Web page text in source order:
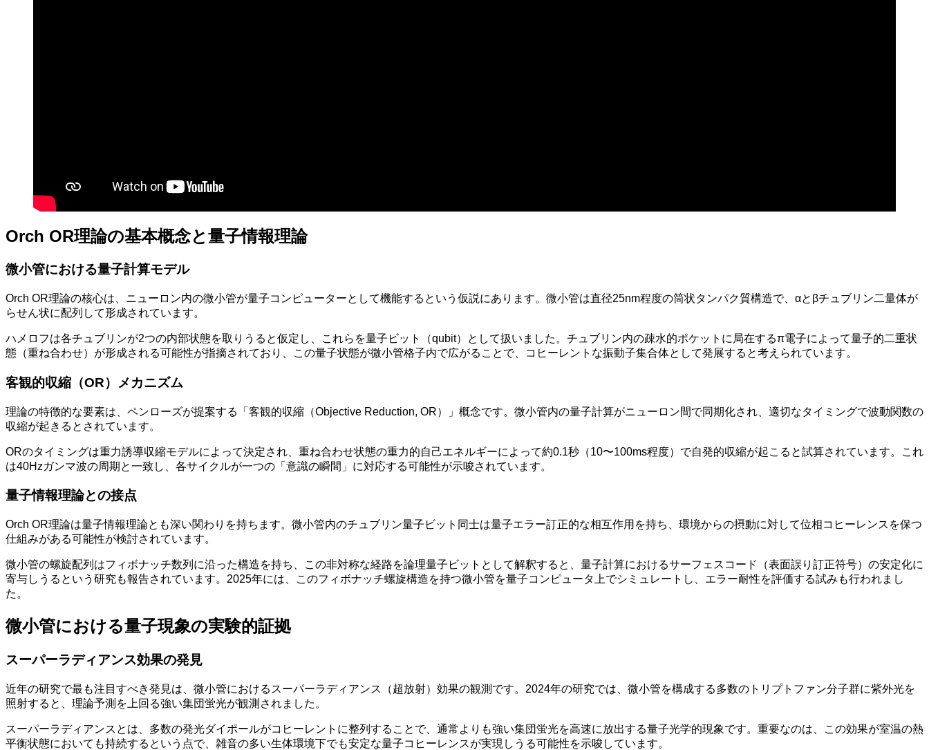
Orch OR理論の基本概念と量子情報理論
微小管における量子計算モデル
Orch OR理論の核心は、ニューロン内の微小管が量子コンピューターとして機能するという仮説にあります。微小管は直径25nm程度の筒状タンパク質構造で、αとβチュブリン二量体が
らせん状に配列して形成されています。
ハメロフは各チュブリンが2つの内部状態を取りうると仮定し、これらを量子ビット（qubit）として扱いました。チュブリン内の疎水的ポケットに局在するπ電子によって量子的二重状
態（重ね合わせ）が形成される可能性が指摘されており、この量子状態が微小管格子内で広がることで、コヒーレントな振動子集合体として発展すると考えられています。
客観的収縮（OR）メカニズム
理論の特徴的な要素は、ペンローズが提案する「客観的収縮（Objective Reduction, OR）」概念です。微小管内の量子計算がニューロン間で同期化され、適切なタイミングで波動関数の
収縮が起きるとされています。
ORのタイミングは重力誘導収縮モデルによって決定され、重ね合わせ状態の重力的自己エネルギーによって約0.1秒（10〜100ms程度）で自発的収縮が起こると試算されています。これ
は40Hzガンマ波の周期と一致し、各サイクルが一つの「意識の瞬間」に対応する可能性が示唆されています。
量子情報理論との接点
Orch OR理論は量子情報理論とも深い関わりを持ちます。微小管内のチュブリン量子ビット同士は量子エラー訂正的な相互作用を持ち、環境からの摂動に対して位相コヒーレンスを保つ
仕組みがある可能性が検討されています。
微小管の螺旋配列はフィボナッチ数列に沿った構造を持ち、この非対称な経路を論理量子ビットとして解釈すると、量子計算におけるサーフェスコード（表面誤り訂正符号）の安定化に
寄与しうるという研究も報告されています。2025年には、このフィボナッチ螺旋構造を持つ微小管を量子コンピュータ上でシミュレートし、エラー耐性を評価する試みも行われまし
た。
微小管における量子現象の実験的証拠
スーパーラディアンス効果の発見
近年の研究で最も注目すべき発見は、微小管におけるスーパーラディアンス（超放射）効果の観測です。2024年の研究では、微小管を構成する多数のトリプトファン分子群に紫外光を
照射すると、理論予測を上回る強い集団蛍光が観測されました。
スーパーラディアンスとは、多数の発光ダイポールがコヒーレントに整列することで、通常よりも強い集団蛍光を高速に放出する量子光学的現象です。重要なのは、この効果が室温の熱
平衡状態においても持続するという点で、雑音の多い生体環境下でも安定な量子コヒーレンスが実現しうる可能性を示唆しています。